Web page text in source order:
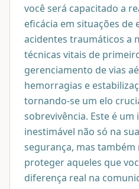
você será capacitado a
eficácia em situações de
acidentes traumáticos a
técnicas vitais de
gerenciamento de vias
hemorragias e
tornando-se um elo
sobrevivência. Este é
inestimável não só na
segurança, mas também
proteger aqueles que
diferença real na